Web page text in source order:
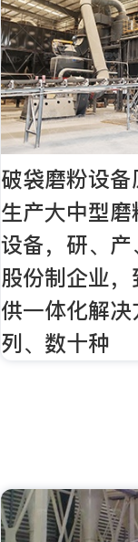
破袋磨粉设
生产大中型
设备，研、
股份制企业
供一体化解
列、数十种